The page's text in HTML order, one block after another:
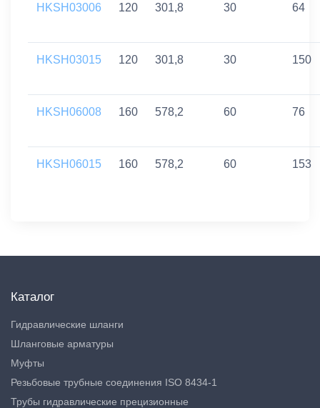
HKSH03006 120 301,8 30 64
HKSH03015 120 301,8 30 150
HKSH06008 160 578,2 60 76
HKSH06015 160 578,2 60 153
Каталог
Гидравлические шланги
Шланговые арматуры
Муфты
Резьбовые трубные соединения ISO 8434-1
Трубы гидравлические прецизионные